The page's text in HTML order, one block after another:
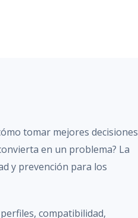
tomar mejores decisiones
en un problema? La
y prevención para los
compatibilidad,